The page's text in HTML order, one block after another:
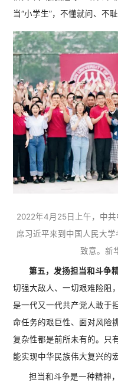
当“小学生”，不懂就问、不
2022年4月25日上午，中
席习近平来到中国人民大
致意。新
第五，发扬担当和斗争精
切强大敌人、一切艰难险阻
是一代又一代共产党人敢于
命任务的艰巨性、面对风险
复杂性都是前所未有的。只
能实现中华民族伟大复兴的
担当和斗争是一种精神